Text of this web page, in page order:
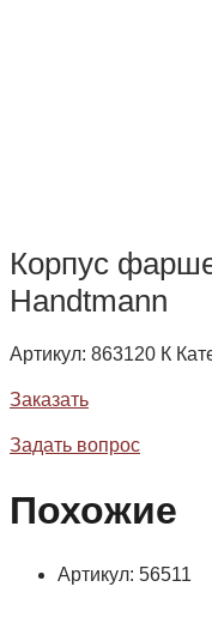
Корпус
Handtmann
Артикул: 863120 К
Заказать
Задать вопрос
Похожие
Артикул: 56511